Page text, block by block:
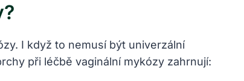
I když to nemusí být univerzální
při léčbě vaginální mykózy zahrnují: